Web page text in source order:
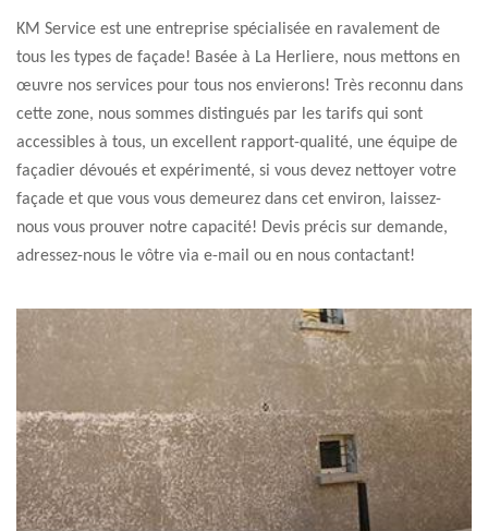
KM Service est une entreprise spécialisée en ravalement de
tous les types de façade! Basée à La Herliere, nous mettons en
œuvre nos services pour tous nos envierons! Très reconnu dans
cette zone, nous sommes distingués par les tarifs qui sont
accessibles à tous, un excellent rapport-qualité, une équipe de
façadier dévoués et expérimenté, si vous devez nettoyer votre
façade et que vous vous demeurez dans cet environ, laissez-
nous vous prouver notre capacité! Devis précis sur demande,
adressez-nous le vôtre via e-mail ou en nous contactant!